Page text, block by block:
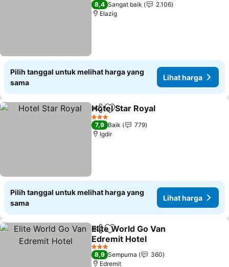
8,4 Sangat baik
2.106
Elazig
Pilih tanggal untuk melihat harga yang
sama
Lihat harga
BagikanTambahkan ke favorit
Hotel Star Royal
3 Bintang
7,9 Baik
779
Igdir
Pilih tanggal untuk melihat harga yang
sama
Lihat harga
BagikanTambahkan ke favorit
Elite World Go Van
Edremit Hotel
Lihat harga
3 Bintang
8,9 Sempurna
360
Edremit